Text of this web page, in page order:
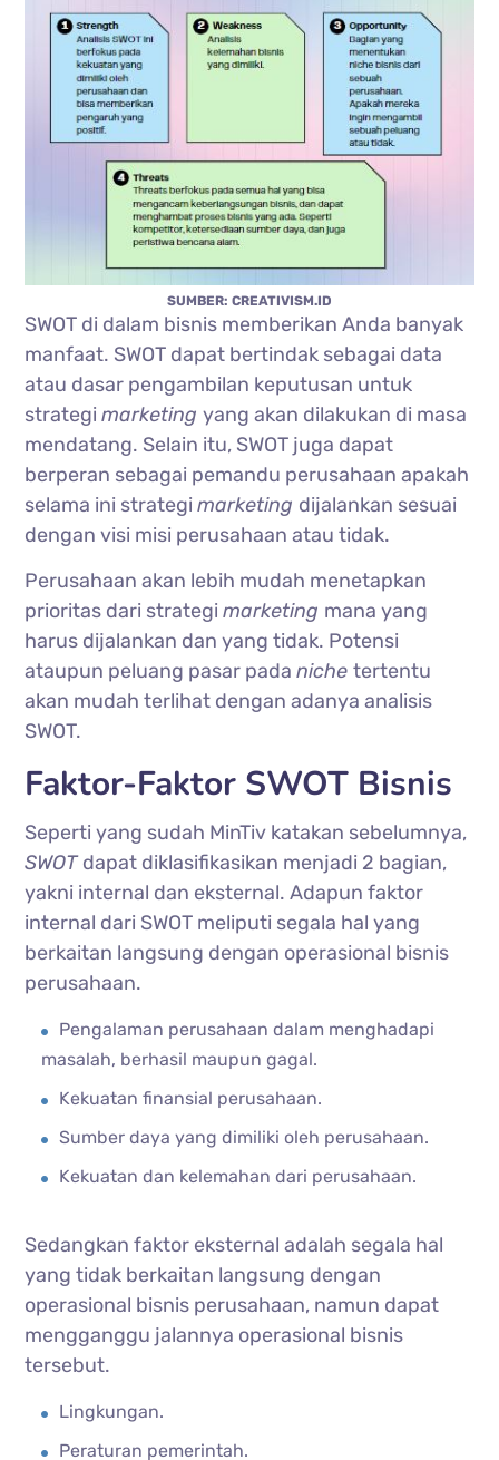
SUMBER: CREATIVISM.ID
SWOT di dalam bisnis memberikan Anda banyak
manfaat. SWOT dapat bertindak sebagai data
atau dasar pengambilan keputusan untuk
strategimarketingyang akan dilakukan di masa
mendatang. Selain itu, SWOT juga dapat
berperan sebagai pemandu perusahaan apakah
selama ini strategimarketing dijalankan sesuai
dengan visi misi perusahaan atau tidak.
Perusahaan akan lebih mudah menetapkan
prioritas dari strategimarketing mana yang
harus dijalankan dan yang tidak. Potensi
ataupun peluang pasar padanichetertentu
akan mudah terlihat dengan adanya analisis
SWOT.
Faktor-Faktor SWOT Bisnis
Seperti yang sudah MinTiv katakan sebelumnya,
SWOTdapat diklasifikasikan menjadi 2 bagian,
yakni internal dan eksternal. Adapun faktor
internal dari SWOT meliputi segala hal yang
berkaitan langsung dengan operasional bisnis
perusahaan.
Pengalaman perusahaan dalam menghadapi
masalah, berhasil maupun gagal.
Kekuatan finansial perusahaan.
Sumber daya yang dimiliki oleh perusahaan.
Kekuatan dan kelemahan dari perusahaan.
Sedangkan faktor eksternal adalah segala hal
yang tidak berkaitan langsung dengan
operasional bisnis perusahaan, namun dapat
mengganggu jalannya operasional bisnis
tersebut.
Lingkungan.
Peraturan pemerintah.